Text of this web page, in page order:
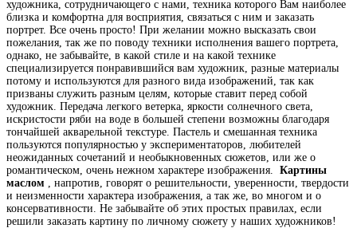
художника, сотрудничающего с нами, техника которого Вам наиболее
близка и комфортна для восприятия, связаться с ним и заказать
портрет. Все очень просто! При желании можно высказать свои
пожелания, так же по поводу техники исполнения вашего портрета,
однако, не забывайте, в какой стиле и на какой технике
специализируется понравившийся вам художник, разные материалы
потому и используются для разного вида изображений, так как
призваны служить разным целям, которые ставит перед собой
художник. Передача легкого ветерка, яркости солнечного света,
искристости ряби на воде в большей степени возможны благодаря
тончайшей акварельной текстуре. Пастель и смешанная техника
пользуются популярностью у экспериментаторов, любителей
неожиданных сочетаний и необыкновенных сюжетов, или же о
романтическом, очень нежном характере изображения. Картины
маслом , напротив, говорят о решительности, уверенности, твердости
и неизменности характера изображения, а так же, во многом и о
консервативности. Не забывайте об этих простых правилах, если
решили заказать картину по личному сюжету у наших художников!